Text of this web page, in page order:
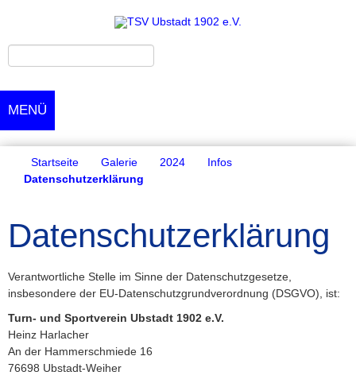
MENÜ
Startseite Galerie 2024
Infos
Datenschutzerklärung
Datenschutzerklärung
Verantwortliche Stelle im Sinne der Datenschutzgesetze,
insbesondere der EU-Datenschutzgrundverordnung (DSGVO), ist:
Turn- und Sportverein Ubstadt 1902 e.V.
Heinz Harlacher
An der Hammerschmiede 16
76698 Ubstadt-Weiher